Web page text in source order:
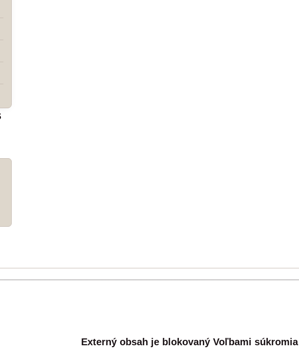
Externý obsah je blokovaný Voľbami súkromia